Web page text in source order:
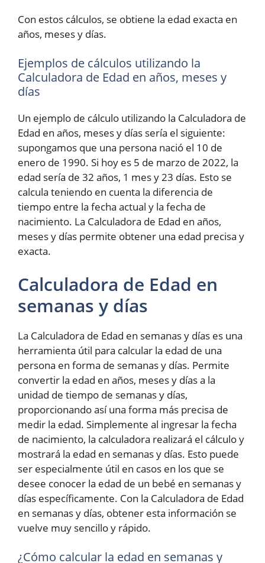
Con estos cálculos, se obtiene la edad exacta en
años, meses y días.
Ejemplos de cálculos utilizando la
Calculadora de Edad en años, meses y
días
Un ejemplo de cálculo utilizando la Calculadora de
Edad en años, meses y días sería el siguiente:
supongamos que una persona nació el 10 de
enero de 1990. Si hoy es 5 de marzo de 2022, la
edad sería de 32 años, 1 mes y 23 días. Esto se
calcula teniendo en cuenta la diferencia de
tiempo entre la fecha actual y la fecha de
nacimiento. La Calculadora de Edad en años,
meses y días permite obtener una edad precisa y
exacta.
Calculadora de Edad en
semanas y días
La Calculadora de Edad en semanas y días es una
herramienta útil para calcular la edad de una
persona en forma de semanas y días. Permite
convertir la edad en años, meses y días a la
unidad de tiempo de semanas y días,
proporcionando así una forma más precisa de
medir la edad. Simplemente al ingresar la fecha
de nacimiento, la calculadora realizará el cálculo y
mostrará la edad en semanas y días. Esto puede
ser especialmente útil en casos en los que se
desee conocer la edad de un bebé en semanas y
días específicamente. Con la Calculadora de Edad
en semanas y días, obtener esta información se
vuelve muy sencillo y rápido.
¿Cómo calcular la edad en semanas y